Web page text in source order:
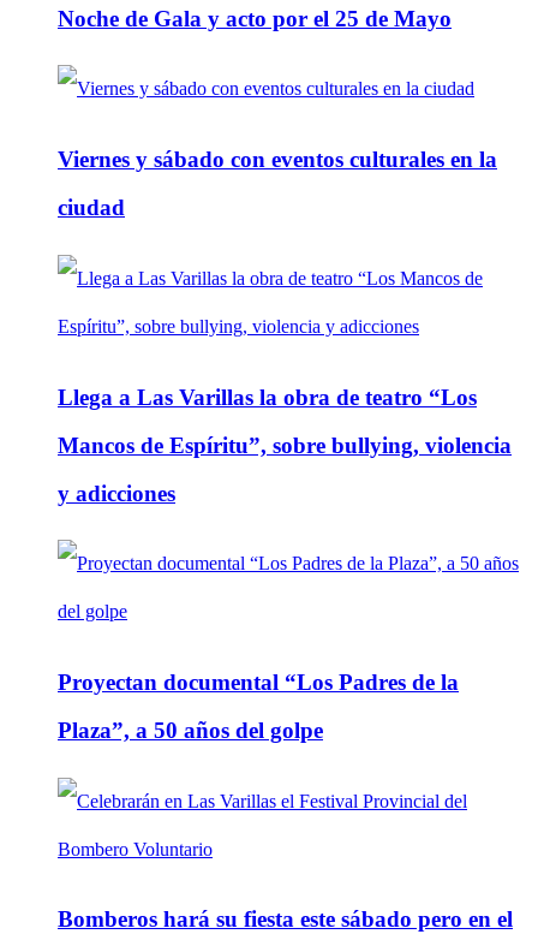
Noche de Gala y acto por el 25 de Mayo
Viernes y sábado con eventos culturales en la
ciudad
Llega a Las Varillas la obra de teatro “Los
Mancos de Espíritu”, sobre bullying, violencia
y adicciones
Proyectan documental “Los Padres de la
Plaza”, a 50 años del golpe
Bomberos hará su fiesta este sábado pero en el